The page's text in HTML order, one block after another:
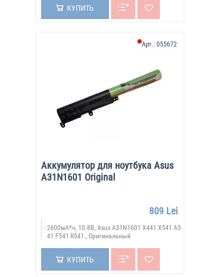
КУПИТЬ
Аккумулятор для ноутбука Asus
A31N1601 Original
Арт.:055672
809 Lei
2600мА*ч, 10.8В, Asus A31N1601 X441 X541 A5
41 F541 R541 , Оригинальный
КУПИТЬ